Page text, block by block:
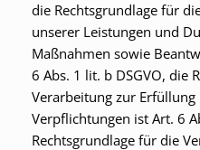
die Rechtsgrundlage für
unserer Leistungen und
Maßnahmen sowie
6 Abs. 1 lit. b DSGVO, die
Verarbeitung zur
Verpflichtungen ist Art. 6
Rechtsgrundlage für die